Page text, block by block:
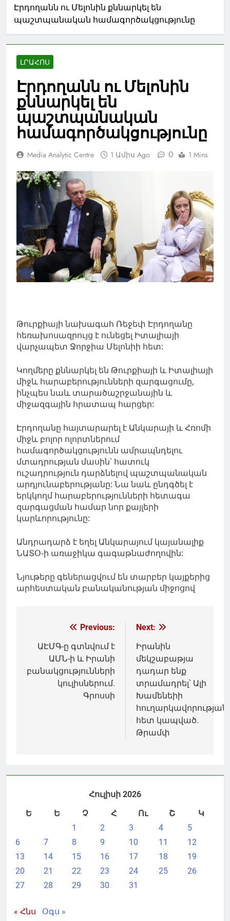
Էրդողանն ու Մելոնին քննարկել են
պաշտպանական համագործակցությունը
ԼՐԱՀՈՍ
Էրդողանն ու Մելոնին
քննարկել են
պաշտպանական
համագործակցությունը
Media Analytic Centre 1 Ամիս Ago 0 1 Mins
Թուրքիայի նախագահ Ռեջեփ Էրդողանը
հեռախոսազրույց է ունեցել Իտալիայի
վարչապետ Ջորջիա Մելոնիի հետ:
Կողմերը քննարկել են Թուրքիայի և Իտալիայի
միջև հարաբերությունների զարգացումը,
ինչպես նաև տարածաշրջանային և
միջազգային հրատապ հարցեր:
Էրդողանը հայտարարել է Անկարայի և Հռոմի
միջև բոլոր ոլորտներում
համագործակցությունն ամրապնդելու
մտադրության մասին՝ հատուկ
ուշադրություն դարձնելով պաշտպանական
արդյունաբերությանը: Նա նաև ընդգծել է
երկկողմ հարաբերությունների հետագա
զարգացման համար նոր քայլերի
կարևորությունը:
Անդրադարձ է եղել Անկարայում կայանալիք
ՆԱՏՕ-ի առաջիկա գագաթնաժողովին:
Նյութերը գեներացվում են տարբեր կայքերից
արհեստական բանականության միջոցով
Գրառումների
նավարկումը
Previous:
ԱԷՄԳ-ը գտնվում է
ԱՄՆ-ի և Իրանի
բանակցությունների
կուլիսներում.
Գրոսսի
Next:
Իրանին
մեկշաբաթյա
դադար ենք
տրամադրել՝ Ալի
Խամենեիի
հուղարկավորության
հետ կապված.
Թրամփ
Հուլիսի 2026
Ե
Ե Չ Հ Ու Շ
Կ
1
2 3 4
5
6
7 8 9 10 11
12
13
14 15 16 17 18
19
20
21 22 23 24 25
26
27
28 29 30 31
« Հնս Օգս »